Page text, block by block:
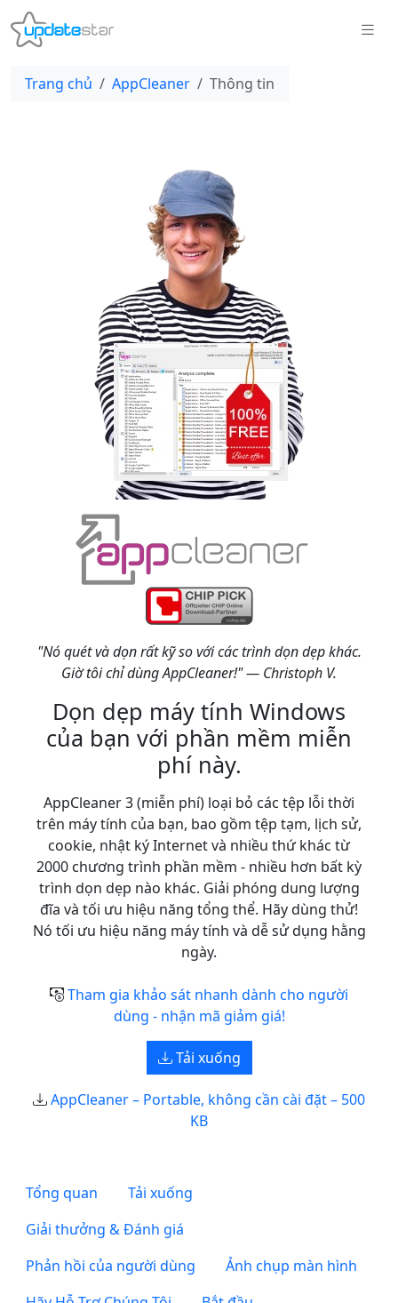
Trang chủ AppCleaner Thông tin
"Nó quét và dọn rất kỹ so với các trình dọn dẹp khác.
Giờ tôi chỉ dùng AppCleaner!" — Christoph V.
Dọn dẹp máy tính Windows
của bạn với phần mềm miễn
phí này.
AppCleaner 3 (miễn phí) loại bỏ các tệp lỗi thời
trên máy tính của bạn, bao gồm tệp tạm, lịch sử,
cookie, nhật ký Internet và nhiều thứ khác từ
2000 chương trình phần mềm - nhiều hơn bất kỳ
trình dọn dẹp nào khác. Giải phóng dung lượng
đĩa và tối ưu hiệu năng tổng thể. Hãy dùng thử!
Nó tối ưu hiệu năng máy tính và dễ sử dụng hằng
ngày.
Tham gia khảo sát nhanh dành cho người
dùng - nhận mã giảm giá!
Tải xuống
AppCleaner – Portable, không cần cài đặt – 500
KB
Tổng quan
Tải xuống
Giải thưởng & Đánh giá
Phản hồi của người dùng
Ảnh chụp màn hình